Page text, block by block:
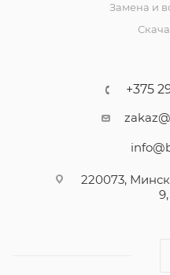
Замена и
+375
220073,